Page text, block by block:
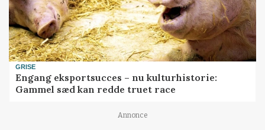
GRISE
Engang eksportsucces – nu kulturhistorie:
Gammel sæd kan redde truet race
Annonce